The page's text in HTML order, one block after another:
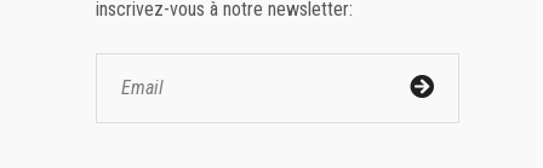
inscrivez-vous à notre newsletter: